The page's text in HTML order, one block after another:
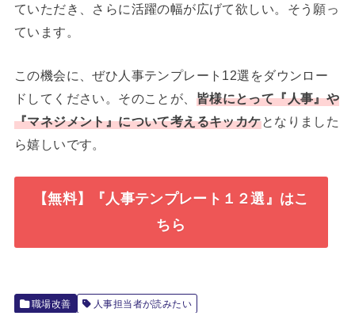
ていただき、さらに活躍の幅が広げて欲しい。そう願っ
ています。
この機会に、ぜひ人事テンプレート12選をダウンロー
ドしてください。そのことが、 皆様にとって『人事』や
『マネジメント』について考えるキッカケとなりました
ら嬉しいです。
【無料】『人事テンプレート１２選』はこ
ちら
職場改善 人事担当者が読みたい